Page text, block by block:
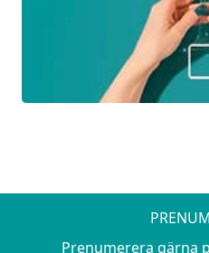
Prenumerera gärna